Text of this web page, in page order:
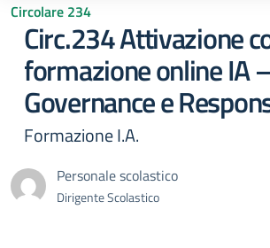
Circolare 234
Circ.234 Attivazione
formazione online IA –
Governance e
Formazione I.A.
Personale scolastico
Dirigente Scolastico